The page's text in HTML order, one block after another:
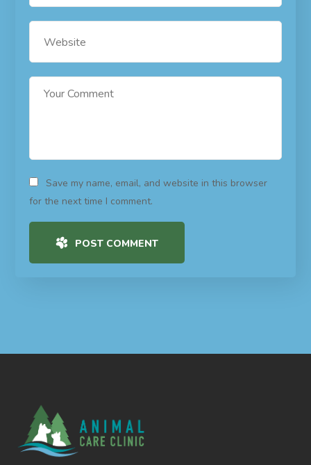
Save my name, email, and website in this browser
for the next time I comment.
POST COMMENT